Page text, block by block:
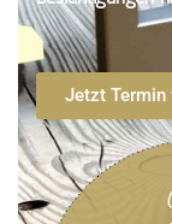
Jetzt Termin